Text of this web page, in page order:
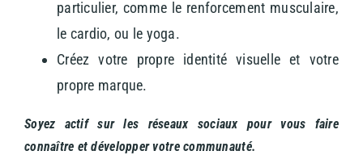
particulier, comme le renforcement musculaire,
le cardio, ou le yoga.
Créez votre propre identité visuelle et votre
propre marque.
Soyez actif sur les réseaux sociaux pour vous faire
connaître et développer votre communauté.